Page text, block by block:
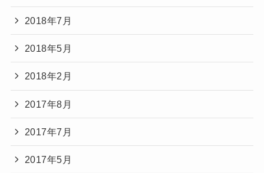
2018年7月
2018年5月
2018年2月
2017年8月
2017年7月
2017年5月